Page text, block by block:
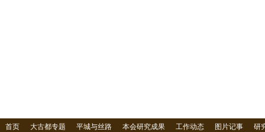
首页 大古都专题 平城与丝路 本会研究成果 工作动态 图片记事
研